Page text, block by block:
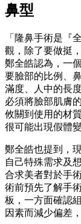
鼻型
「隆鼻手術是『
觀，除了要做挺
鄭全皓認為，一
要臉部的比例、
滿度、人中的長
必須將臉部肌膚
攸關到使用的材
很可能出現假體
鄭全皓也提到，
自己特殊需求及
合求美者對於手
術前預先了解手
板，一方面確認
因素而減少偏差